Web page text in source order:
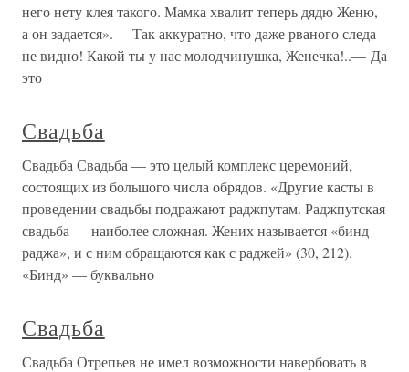
него нету клея такого. Мамка хвалит теперь дядю Женю,
а он задается».— Так аккуратно, что даже рваного следа
не видно! Какой ты у нас молодчинушка, Женечка!..— Да
это
Свадьба
Свадьба Свадьба — это целый комплекс церемоний,
состоящих из большого числа обрядов. «Другие касты в
проведении свадьбы подражают раджпутам. Раджпутская
свадьба — наиболее сложная. Жених называется «бинд
раджа», и с ним обращаются как с раджей» (30, 212).
«Бинд» — буквально
Свадьба
Свадьба Отрепьев не имел возможности навербовать в